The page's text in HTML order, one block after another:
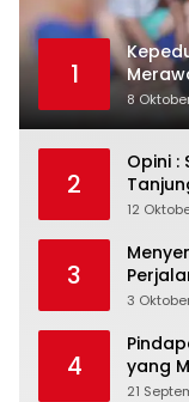
1
8
2
Opini :
12
3
Hati
3
4
yang
21